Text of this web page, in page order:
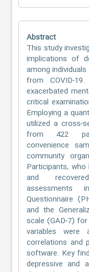
Abstract
This study
implications of
among
from COVID-
exacerbated
critical
Employing a
utilized a cross-
from 422
convenience
community
Participants,
and
assessments
Questionnaire
and the
scale (GAD-7)
variables
correlations and
software. Key
depressive and